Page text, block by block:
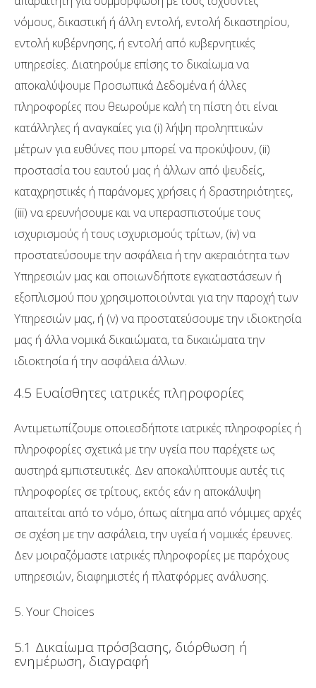
νόμους, δικαστική ή άλλη εντολή, εντολή δικαστηρίου,
εντολή κυβέρνησης, ή εντολή από κυβερνητικές
υπηρεσίες. Διατηρούμε επίσης το δικαίωμα να
αποκαλύψουμε Προσωπικά Δεδομένα ή άλλες
πληροφορίες που θεωρούμε καλή τη πίστη ότι είναι
κατάλληλες ή αναγκαίες για (i) λήψη προληπτικών
μέτρων για ευθύνες που μπορεί να προκύψουν, (ii)
προστασία του εαυτού μας ή άλλων από ψευδείς,
καταχρηστικές ή παράνομες χρήσεις ή δραστηριότητες,
(iii) να ερευνήσουμε και να υπερασπιστούμε τους
ισχυρισμούς ή τους ισχυρισμούς τρίτων, (iv) να
προστατεύσουμε την ασφάλεια ή την ακεραιότητα των
Υπηρεσιών μας και οποιωνδήποτε εγκαταστάσεων ή
εξοπλισμού που χρησιμοποιούνται για την παροχή των
Υπηρεσιών μας, ή (v) να προστατεύσουμε την ιδιοκτησία
μας ή άλλα νομικά δικαιώματα, τα δικαιώματα την
ιδιοκτησία ή την ασφάλεια άλλων.
4.5 Ευαίσθητες ιατρικές πληροφορίες
Αντιμετωπίζουμε οποιεσδήποτε ιατρικές πληροφορίες ή
πληροφορίες σχετικά με την υγεία που παρέχετε ως
αυστηρά εμπιστευτικές. Δεν αποκαλύπτουμε αυτές τις
πληροφορίες σε τρίτους, εκτός εάν η αποκάλυψη
απαιτείται από το νόμο, όπως αίτημα από νόμιμες αρχές
σε σχέση με την ασφάλεια, την υγεία ή νομικές έρευνες.
Δεν μοιραζόμαστε ιατρικές πληροφορίες με παρόχους
υπηρεσιών, διαφημιστές ή πλατφόρμες ανάλυσης.
5. Your Choices
5.1 Δικαίωμα πρόσβασης, διόρθωση ή
ενημέρωση, διαγραφή